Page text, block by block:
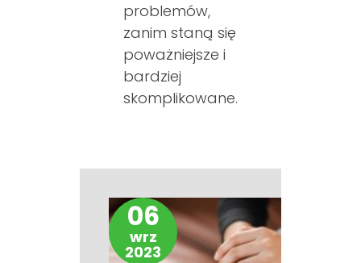
problemów,
zanim staną się
poważniejsze i
bardziej
skomplikowane.
06
wrz
2023